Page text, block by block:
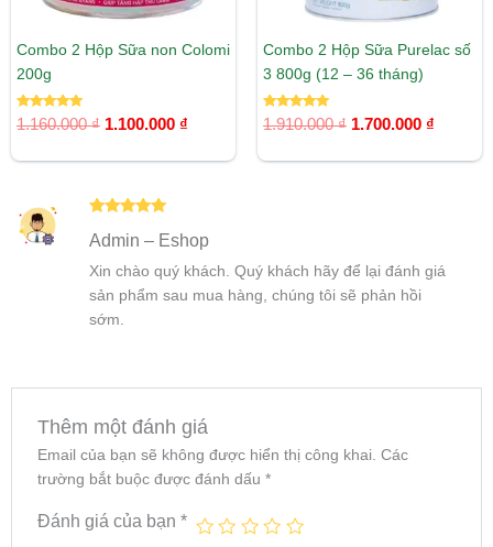
Combo 2 Hộp Sữa non Colomi
200g
Được xếp
hạng
1.160.000₫ 1.100.000 ₫
Combo 2 Hộp Sữa Purelac số
3 800g (12 – 36 tháng)
Được xếp
hạng
1.910.000₫ 1.700.000 ₫
hạng55
Admin – Eshop
Xin chào quý khách. Quý khách hãy để lại đánh giá
sản phẩm sau mua hàng, chúng tôi sẽ phản hồi
sớm.
Thêm một đánh giá
Email của bạn sẽ không được hiển thị công khai. Các
trường bắt buộc được đánh dấu *
Đánh giá của bạn *